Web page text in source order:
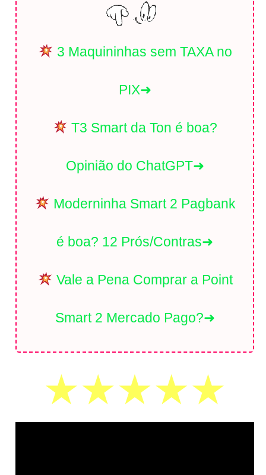
3 Maquininhas sem TAXA no
PIX➜
T3 Smart da Ton é boa?
Opinião do ChatGPT➜
Moderninha Smart 2 Pagbank
é boa? 12 Prós/Contras➜
Vale a Pena Comprar a Point
Smart 2 Mercado Pago?➜